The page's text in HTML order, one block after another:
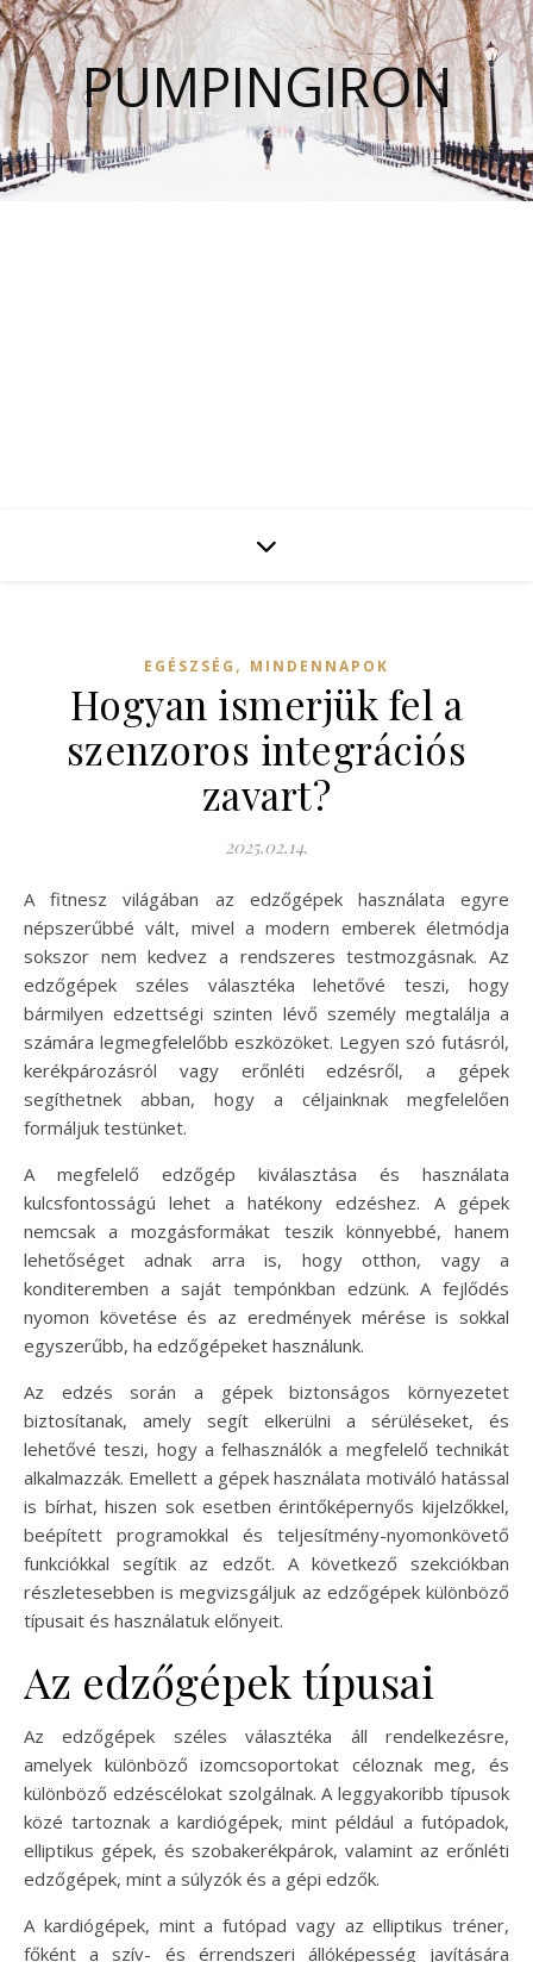
PUMPINGIRON
EGÉSZSÉG , MINDENNAPOK
Hogyan ismerjük fel a
szenzoros integrációs
zavart?
2025.02.14.
A fitnesz világában az edzőgépek használata egyre
népszerűbbé vált, mivel a modern emberek életmódja
sokszor nem kedvez a rendszeres testmozgásnak. Az
edzőgépek széles választéka lehetővé teszi, hogy
bármilyen edzettségi szinten lévő személy megtalálja a
számára legmegfelelőbb eszközöket. Legyen szó futásról,
kerékpározásról vagy erőnléti edzésről, a gépek
segíthetnek abban, hogy a céljainknak megfelelően
formáljuk testünket.
A megfelelő edzőgép kiválasztása és használata
kulcsfontosságú lehet a hatékony edzéshez. A gépek
nemcsak a mozgásformákat teszik könnyebbé, hanem
lehetőséget adnak arra is, hogy otthon, vagy a
konditeremben a saját tempónkban edzünk. A fejlődés
nyomon követése és az eredmények mérése is sokkal
egyszerűbb, ha edzőgépeket használunk.
Az edzés során a gépek biztonságos környezetet
biztosítanak, amely segít elkerülni a sérüléseket, és
lehetővé teszi, hogy a felhasználók a megfelelő technikát
alkalmazzák. Emellett a gépek használata motiváló hatással
is bírhat, hiszen sok esetben érintőképernyős kijelzőkkel,
beépített programokkal és teljesítmény-nyomonkövető
funkciókkal segítik az edzőt. A következő szekciókban
részletesebben is megvizsgáljuk az edzőgépek különböző
típusait és használatuk előnyeit.
Az edzőgépek típusai
Az edzőgépek széles választéka áll rendelkezésre,
amelyek különböző izomcsoportokat céloznak meg, és
különböző edzéscélokat szolgálnak. A leggyakoribb típusok
közé tartoznak a kardiógépek, mint például a futópadok,
elliptikus gépek, és szobakerékpárok, valamint az erőnléti
edzőgépek, mint a súlyzók és a gépi edzők.
A kardiógépek, mint a futópad vagy az elliptikus tréner,
főként a szív- és érrendszeri állóképesség javítására